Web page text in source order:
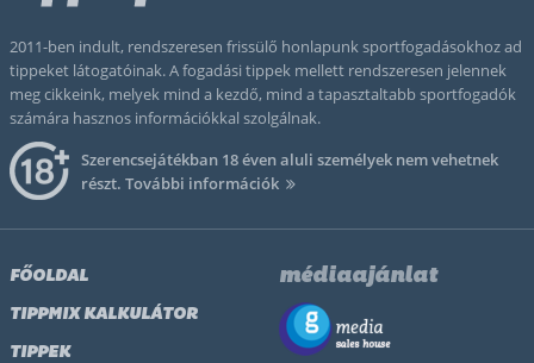
2011-ben indult, rendszeresen frissülő honlapunk sportfogadásokhoz ad
tippeket látogatóinak. A fogadási tippek mellett rendszeresen jelennek
meg cikkeink, melyek mind a kezdő, mind a tapasztaltabb sportfogadók
számára hasznos információkkal szolgálnak.
Szerencsejátékban 18 éven aluli személyek nem vehetnek
részt. További információk
FŐOLDAL
TIPPMIX KALKULÁTOR
TIPPEK
médiaajánlat